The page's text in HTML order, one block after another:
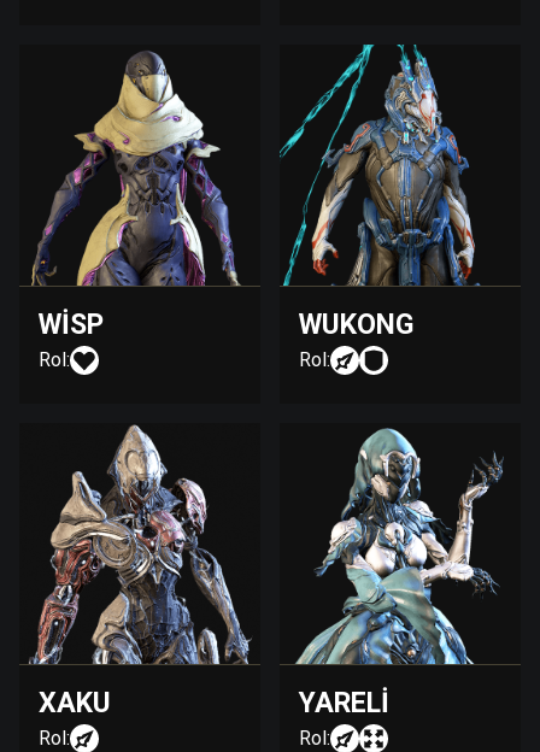
WISP
Rol:
WUKONG
Rol:
XAKU
Rol:
YARELI
Rol: